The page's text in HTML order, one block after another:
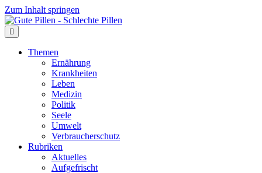
Zum Inhalt springen
Themen
Ernährung
Krankheiten
Leben
Medizin
Politik
Seele
Umwelt
Verbraucherschutz
Rubriken
Aktuelles
Aufgefrischt